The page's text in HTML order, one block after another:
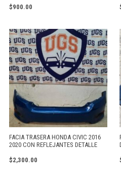
$900.00
FACIA TRASERA HONDA CIVIC 2016
2020 CON REFLEJANTES DETALLE
$2,300.00